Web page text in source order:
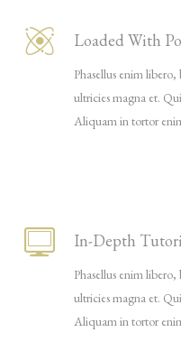
Loaded With
Phasellus enim
ultricies magna et.
Aliquam in tortor
In-Depth
Phasellus enim
ultricies magna et.
Aliquam in tortor